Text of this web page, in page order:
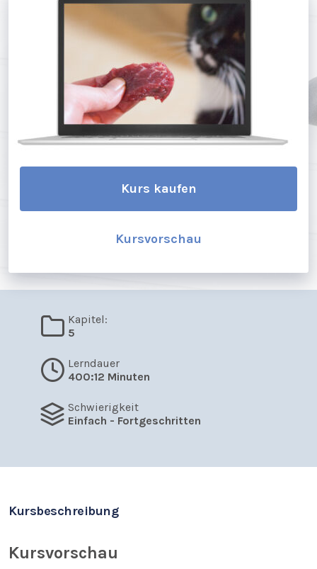
Kurs kaufen
Kursvorschau
Kapitel:
5
Lerndauer
400:12 Minuten
Schwierigkeit
Einfach - Fortgeschritten
Kursbeschreibung
Kursvorschau